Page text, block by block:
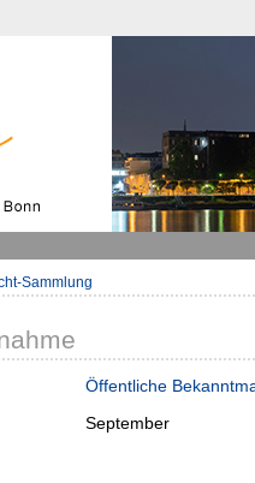
Sammlung
Öffentliche
September